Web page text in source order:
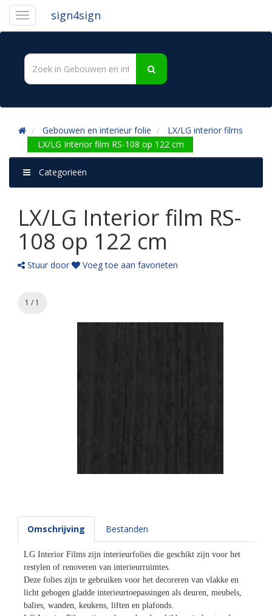
sign4sign
Gebouwen en interieur folie
LX/LG interior films
LX/LG Interior film RS-108 op 122 cm
Categorieën
LX/LG Interior film RS-
108 op 122 cm
Stuur door Voeg toe aan favorieten
1 / 1
Omschrijving Bestanden
LG Interior Films zijn interieurfolies die geschikt zijn voor het
restylen of renoveren van interieurruimtes.
Deze folies zijn te gebruiken voor het decoreren van vlakke en
licht gebogen gladde interieurtoepassingen als deuren, meubels,
balies, wanden, keukens, liften en plafonds.